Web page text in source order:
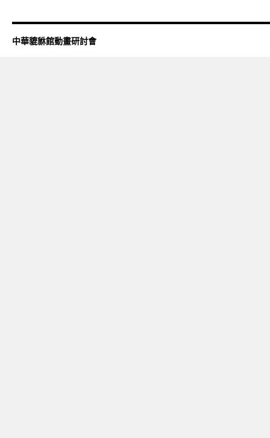
中華貔貅館動畫研討會